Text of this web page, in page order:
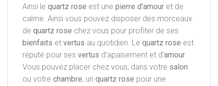
Ainsi le quartz rose est une pierre d’amour et de
calme. Ainsi vous pouvez disposer des morceaux
de quartz rose chez vous pour profiter de ses
bienfaits et vertus au quotidien. Le quartz rose est
réputé pour ses vertus d’apaisement et d’amour.
Vous pouvez placer chez vous, dans votre salon
ou votre chambre, un quartz rose pour une